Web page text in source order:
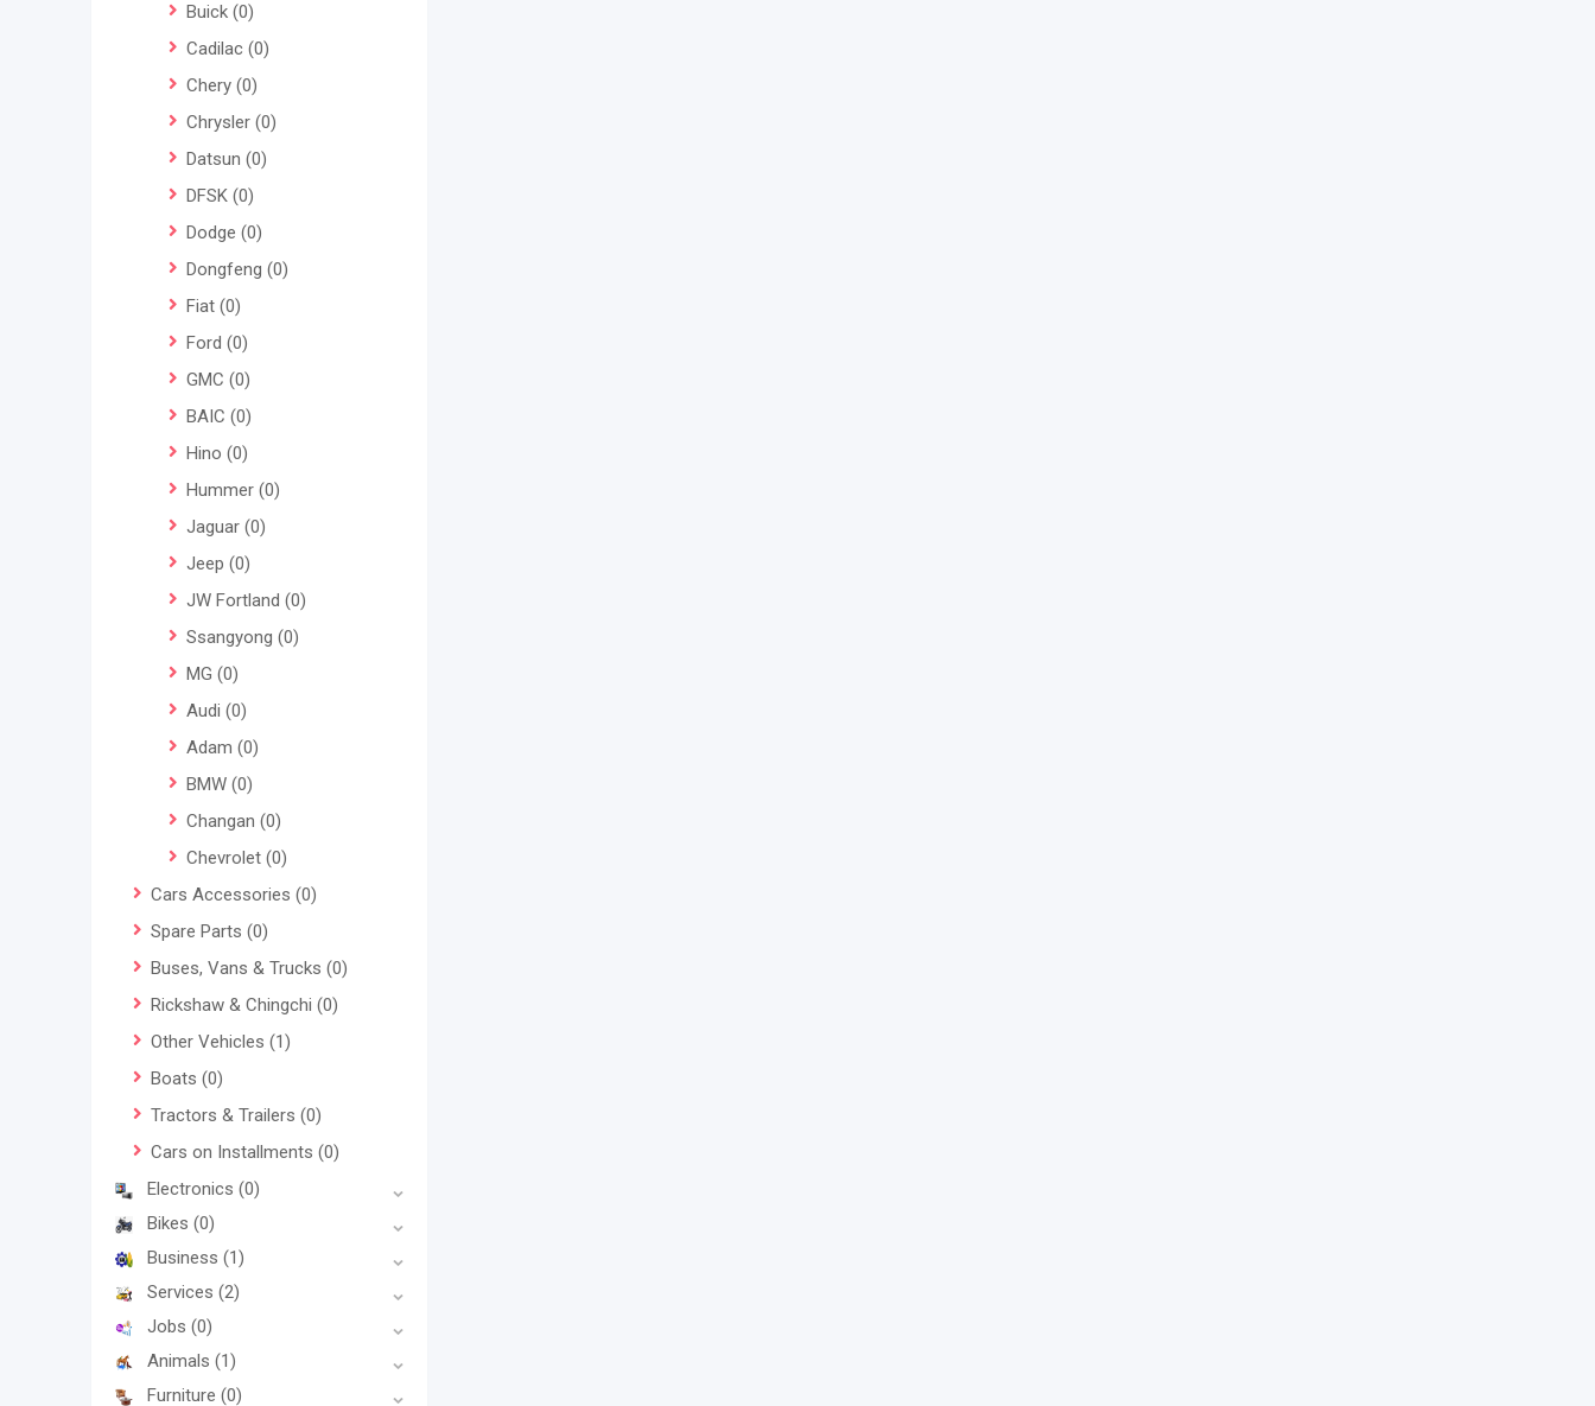
Buick (0)
Cadilac (0)
Chery (0)
Chrysler (0)
Datsun (0)
DFSK (0)
Dodge (0)
Dongfeng (0)
Fiat (0)
Ford (0)
GMC (0)
BAIC (0)
Hino (0)
Hummer (0)
Jaguar (0)
Jeep (0)
JW Fortland (0)
Ssangyong (0)
MG (0)
Audi (0)
Adam (0)
BMW (0)
Changan (0)
Chevrolet (0)
Cars Accessories (0)
Spare Parts (0)
Buses, Vans & Trucks (0)
Rickshaw & Chingchi (0)
Other Vehicles (1)
Boats (0)
Tractors & Trailers (0)
Cars on Installments (0)
Electronics (0)
Bikes (0)
Business (1)
Services (2)
Jobs (0)
Animals (1)
Furniture (0)